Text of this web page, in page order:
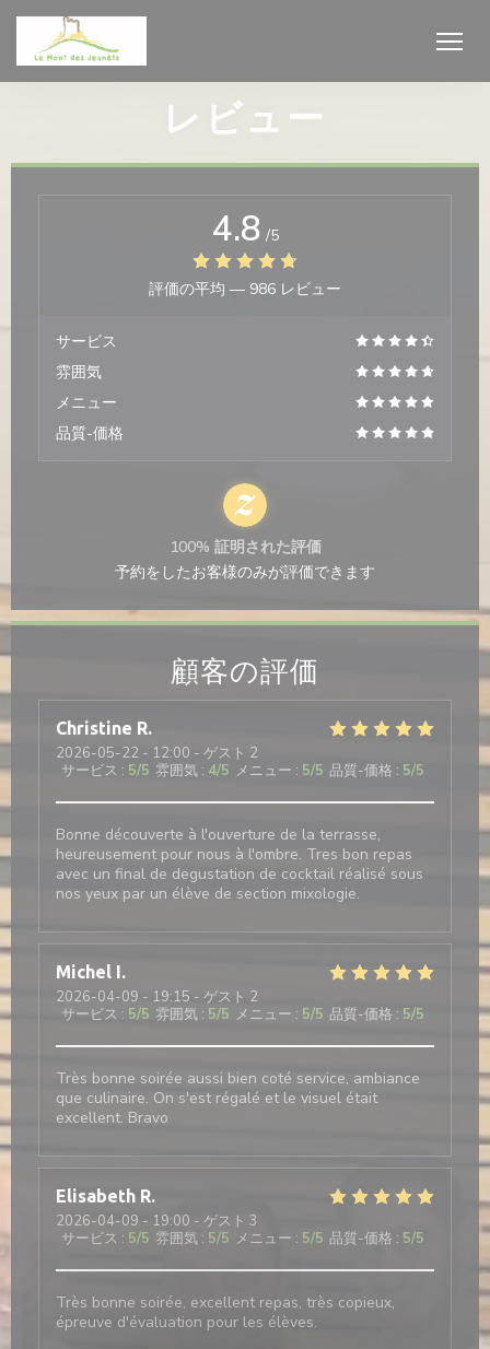
クッキー利用の管理について
レビュー
顧客の評価
Christine R
2026-05-22 - 12:00 - ゲスト 2
サービス : 5/5 雰囲気 : 4/5 メニュー : 5/5 品質-価格 : 5/5
Bonne découverte à l'ouverture de la terrasse,
heureusement pour nous à l'ombre. Tres bon repas
avec un final de degustation de cocktail réalisé sous
nos yeux par un élève de section mixologie.
Michel I
2026-04-09 - 19:15 - ゲスト 2
サービス : 5/5 雰囲気 : 5/5 メニュー : 5/5 品質-価格 : 5/5
Très bonne soirée aussi bien coté service, ambiance
que culinaire. On s'est régalé et le visuel était
excellent. Bravo
Elisabeth R
2026-04-09 - 19:00 - ゲスト 3
サービス : 5/5 雰囲気 : 5/5 メニュー : 5/5 品質-価格 : 5/5
Très bonne soirée, excellent repas, très copieux,
épreuve d'évaluation pour les élèves.
4.8 /5
評価の平均 — 986 レビュー
サービス
雰囲気
メニュー
品質-価格
100% 証明された評価
予約をしたお客様のみが評価できます